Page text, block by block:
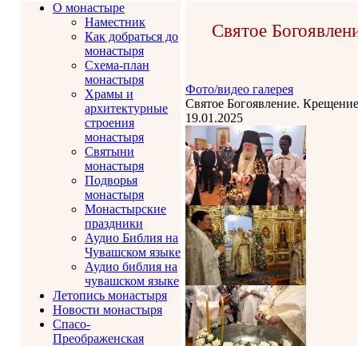
О монастыре
Наместник
Как добраться до
монастыря
Схема-план
монастыря
Храмы и
архитектурные
строения
монастыря
Святыни
монастыря
Подворья
монастыря
Монастырские
праздники
Аудио Библия на
Чувашском языке
Аудио библия на
чувашском языке
Летопись монастыря
Новости монастыря
Спасо-
Преображенская
Святое
Фото/видео галерея
Святое Богоявление.
19.01.2025